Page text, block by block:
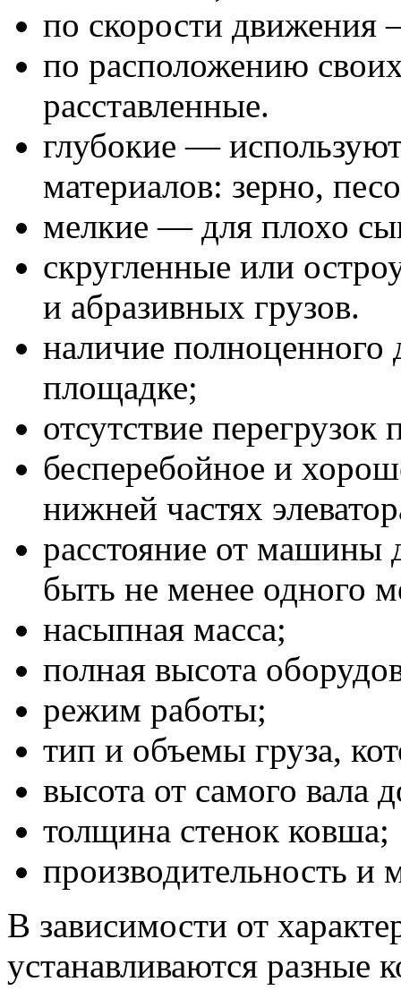
по скорости
по расположению
расставленные.
глубокие —
материалов: зерно,
мелкие — для плохо
скругленные или
и абразивных грузов.
наличие
площадке;
отсутствие
бесперебойное и
нижней частях
расстояние от
быть не менее одного
насыпная масса;
полная высота
режим работы;
тип и объемы груза,
высота от самого вала
толщина стенок ковша;
производительность и
В зависимости от
устанавливаются разные